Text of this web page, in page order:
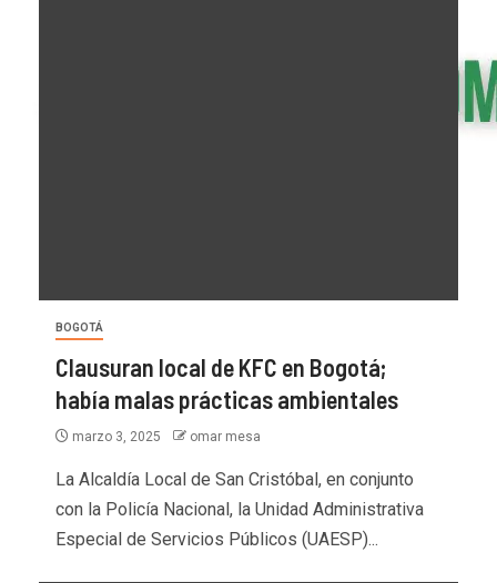
BOGOTÁ
Clausuran local de KFC en Bogotá;
había malas prácticas ambientales
marzo 3, 2025 omar mesa
La Alcaldía Local de San Cristóbal, en conjunto
con la Policía Nacional, la Unidad Administrativa
Especial de Servicios Públicos (UAESP)...